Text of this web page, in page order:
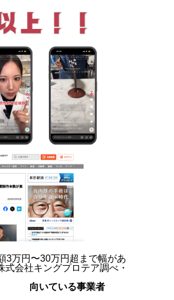
3万円〜30万円超まで幅があ
会社キングプロテア調べ・
向いている事業者